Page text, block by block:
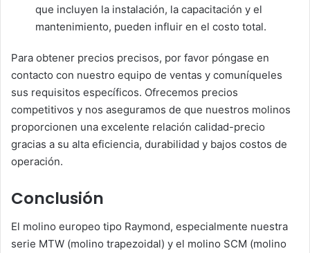
que incluyen la instalación, la capacitación y el
mantenimiento, pueden influir en el costo total.
Para obtener precios precisos, por favor póngase en
contacto con nuestro equipo de ventas y comuníqueles
sus requisitos específicos. Ofrecemos precios
competitivos y nos aseguramos de que nuestros molinos
proporcionen una excelente relación calidad-precio
gracias a su alta eficiencia, durabilidad y bajos costos de
operación.
Conclusión
El molino europeo tipo Raymond, especialmente nuestra
serie MTW (molino trapezoidal) y el molino SCM (molino